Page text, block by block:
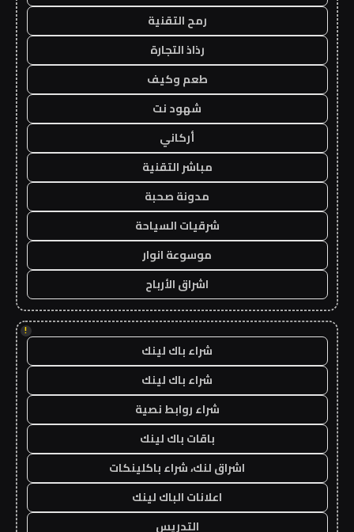
رمح التقنية
رذاذ التجارة
طعم وكيف
شهود نت
أركاني
مباشر التقنية
مدونة صحبة
شرقيات السياحة
موسوعة انوار
اشراق الأرباح
!
شراء باك لينك
شراء باك لينك
شراء روابط نصية
باقات باك لينك
اشراق لنك، شراء باكلينكات
اعلانات الباك لينك
التدريس